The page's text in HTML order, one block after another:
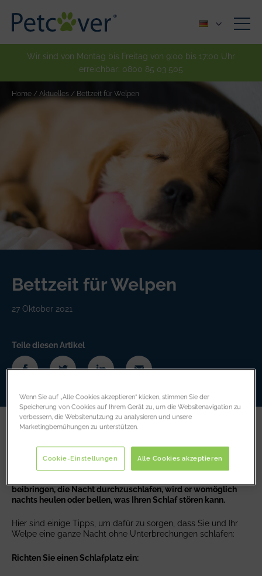
Wir sind von Montag bis Freitag von 9:00 bis 17:00 Uhr
erreichbar: 0800 85 03 505
Home / Aktuelles / Bettzeit für Welpen
Bettzeit für Welpen
27 Oktober 2021
Teile diesen Artikel
ähnlich sein, weshalb er entsprechend behandelt werden
muss. Wir müssen ihm beibringen, die Toilette zu benutzen,
ihn sozialisieren und ihm vor allem zeigen, wo sein Schlafplatz
beibringen, die Nacht durchzuschlafen, wird er womöglich
nachts heulen oder bellen, was Ihren Schlaf stören kann.
Hier sind einige Tipps, um dafür zu sorgen, dass Sie und Ihr
Welpe eine ganze Nacht ohne Unterbrechungen schlafen:
Richten Sie einen Schlafplatz ein:
Wenn Sie auf „Alle Cookies akzeptieren“ klicken, stimmen Sie der
Speicherung von Cookies auf Ihrem Gerät zu, um die Websitenavigation zu
verbessern, die Websitenutzung zu analysieren und unsere
Marketingbemühungen zu unterstützen.
Alle Cookies akzeptieren
Cookie-Einstellungen